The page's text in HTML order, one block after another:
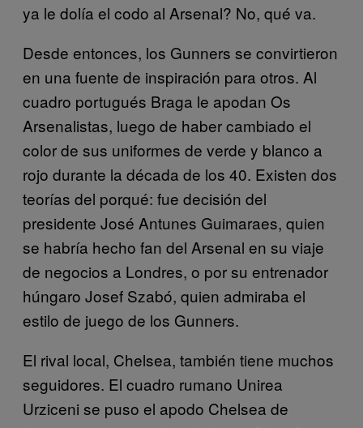
ya le dolía el codo al Arsenal? No, qué va.
Desde entonces, los Gunners se convirtieron
en una fuente de inspiración para otros. Al
cuadro portugués Braga le apodan Os
Arsenalistas, luego de haber cambiado el
color de sus uniformes de verde y blanco a
rojo durante la década de los 40. Existen dos
teorías del porqué: fue decisión del
presidente José Antunes Guimaraes, quien
se habría hecho fan del Arsenal en su viaje
de negocios a Londres, o por su entrenador
húngaro Josef Szabó, quien admiraba el
estilo de juego de los Gunners.
El rival local, Chelsea, también tiene muchos
seguidores. El cuadro rumano Unirea
Urziceni se puso el apodo Chelsea de